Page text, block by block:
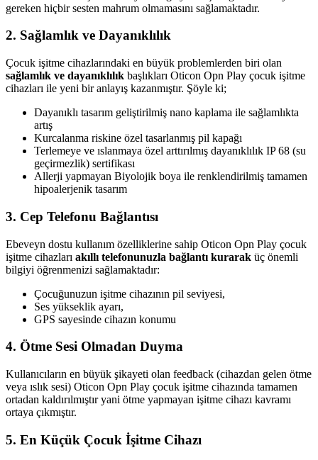
gereken hiçbir sesten mahrum olmamasını sağlamaktadır.
2. Sağlamlık ve Dayanıklılık
Çocuk işitme cihazlarındaki en büyük problemlerden biri olan
sağlamlık ve dayanıklılık başlıkları Oticon Opn Play çocuk işitme
cihazları ile yeni bir anlayış kazanmıştır. Şöyle ki;
Dayanıklı tasarım geliştirilmiş nano kaplama ile sağlamlıkta
artış
Kurcalanma riskine özel tasarlanmış pil kapağı
Terlemeye ve ıslanmaya özel arttırılmış dayanıklılık IP 68 (su
geçirmezlik) sertifikası
Allerji yapmayan Biyolojik boya ile renklendirilmiş tamamen
hipoalerjenik tasarım
3. Cep Telefonu Bağlantısı
Ebeveyn dostu kullanım özelliklerine sahip Oticon Opn Play çocuk
işitme cihazları akıllı telefonunuzla bağlantı kurarak üç önemli
bilgiyi öğrenmenizi sağlamaktadır:
Çocuğunuzun işitme cihazının pil seviyesi,
Ses yükseklik ayarı,
GPS sayesinde cihazın konumu
4. Ötme Sesi Olmadan Duyma
Kullanıcıların en büyük şikayeti olan feedback (cihazdan gelen ötme
veya ıslık sesi) Oticon Opn Play çocuk işitme cihazında tamamen
ortadan kaldırılmıştır yani ötme yapmayan işitme cihazı kavramı
ortaya çıkmıştır.
5. En Küçük Çocuk İşitme Cihazı